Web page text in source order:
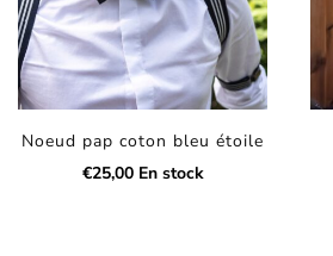
Noeud pap coton bleu étoile
€25,00 En stock